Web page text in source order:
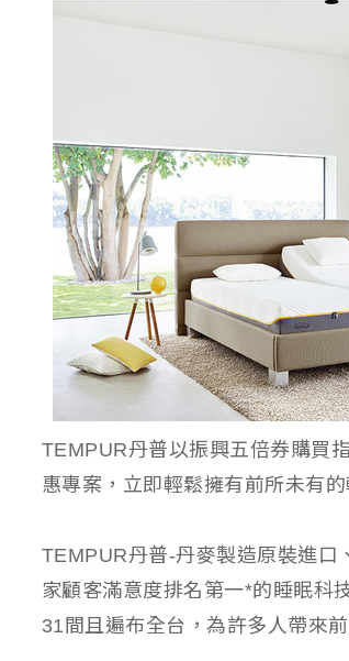
TEMPUR丹普以振興五倍券購買
惠專案，立即輕鬆擁有前所未有
TEMPUR丹普-丹麥製造原裝進口
家顧客滿意度排名第一*的睡眠科
31間且遍布全台，為許多人帶來